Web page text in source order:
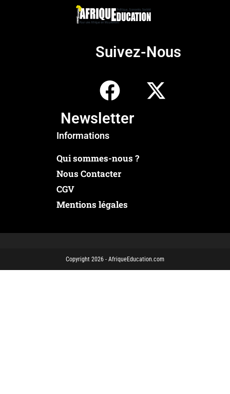
Suivez-Nous
Newsletter
Informations
Qui sommes-nous ?
Nous Contacter
CGV
Mentions légales
Copyright 2026 - AfriqueEducation.com